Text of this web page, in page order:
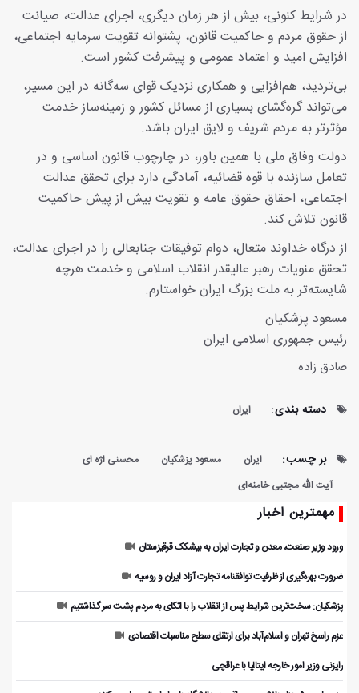
در شرایط کنونی، بیش از هر زمان دیگری، اجرای عدالت، صیانت
از حقوق مردم و حاکمیت قانون، پشتوانه تقویت سرمایه اجتماعی،
افزایش امید و اعتماد عمومی و پیشرفت کشور است.
بی‌تردید، هم‌افزایی و همکاری نزدیک قوای سه‌گانه در این مسیر،
می‌تواند گره‌گشای بسیاری از مسائل کشور و زمینه‌ساز خدمت
مؤثرتر به مردم شریف و لایق ایران باشد.
دولت وفاق ملی با همین باور، در چارچوب قانون اساسی و در
تعامل سازنده با قوه قضائیه، آمادگی دارد برای تحقق عدالت
اجتماعی، احقاق حقوق عامه و تقویت بیش از پیش حاکمیت
قانون تلاش کند.
از درگاه خداوند متعال، دوام توفیقات جنابعالی را در اجرای عدالت،
تحقق منویات رهبر عالیقدر انقلاب اسلامی و خدمت هرچه
شایسته‌تر به ملت بزرگ ایران خواستارم.
مسعود پزشکیان
رئیس جمهوری اسلامی ایران
صادق زاده
دسته بندی: ایران
بر چسب: ایران مسعود پزشکیان
محسنی اژه ای
آیت الله مجتبی خامنه‌ای
مهمترین اخبار
ورود وزیر صنعت، معدن و تجارت ایران به بیشکک قرقیزستان
ضرورت بهره‌گیری از ظرفیت توافقنامه تجارت آزاد ایران و روسیه
پزشکیان: سخت‌ترین شرایط پس از انقلاب را با اتکای به مردم پشت سر گذاشتیم
عزم راسخ تهران و اسلام‌آباد برای ارتقای سطح مناسبات اقتصادی
رایزنی وزیر امور خارجه ایتالیا با عراقچی